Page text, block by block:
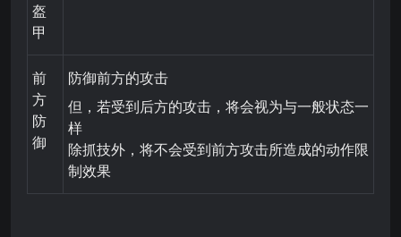
盔
甲
前
方
防
御
防御前方的攻击
但，若受到后方的攻击，将会视为与一般状态一
样
除抓技外，将不会受到前方攻击所造成的动作限
制效果